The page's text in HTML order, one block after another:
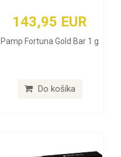
143,95 EUR
Pamp Fortuna Gold Bar 1 g
Do košíka